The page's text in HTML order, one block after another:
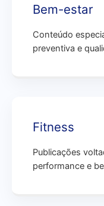
Bem-estar
Conteúdo
preventiva e
Fitness
Publicações
performance e